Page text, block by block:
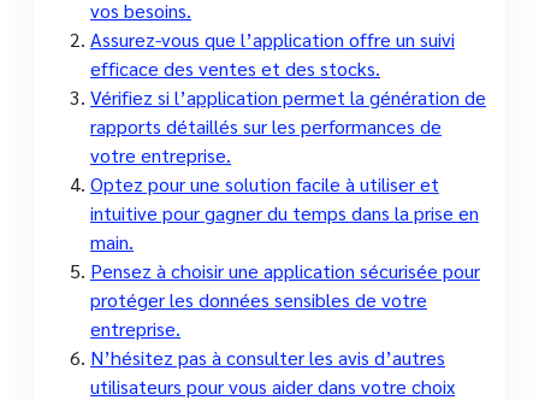
vos besoins.
Assurez-vous que l’application offre un suivi
efficace des ventes et des stocks.
Vérifiez si l’application permet la génération de
rapports détaillés sur les performances de
votre entreprise.
Optez pour une solution facile à utiliser et
intuitive pour gagner du temps dans la prise en
main.
Pensez à choisir une application sécurisée pour
protéger les données sensibles de votre
entreprise.
N’hésitez pas à consulter les avis d’autres
utilisateurs pour vous aider dans votre choix